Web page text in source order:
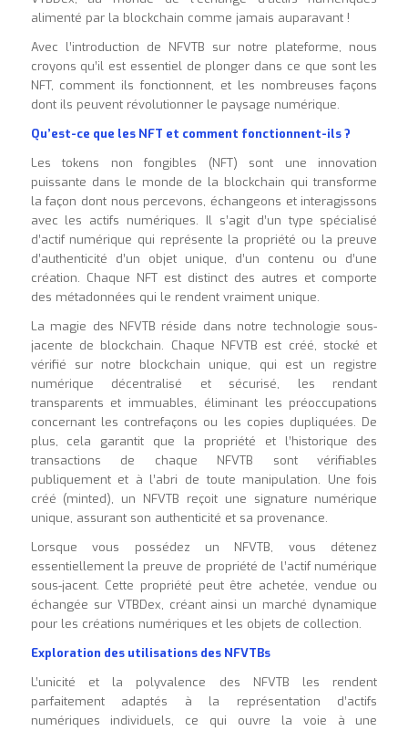
alimenté par la blockchain comme jamais auparavant !
Avec l’introduction de NFVTB sur notre plateforme, nous
croyons qu’il est essentiel de plonger dans ce que sont les
NFT, comment ils fonctionnent, et les nombreuses façons
dont ils peuvent révolutionner le paysage numérique.
Qu’est-ce que les NFT et comment fonctionnent-ils ?
Les tokens non fongibles (NFT) sont une innovation
puissante dans le monde de la blockchain qui transforme
la façon dont nous percevons, échangeons et interagissons
avec les actifs numériques. Il s’agit d’un type spécialisé
d’actif numérique qui représente la propriété ou la preuve
d’authenticité d’un objet unique, d’un contenu ou d’une
création. Chaque NFT est distinct des autres et comporte
des métadonnées qui le rendent vraiment unique.
La magie des NFVTB réside dans notre technologie sous-
jacente de blockchain. Chaque NFVTB est créé, stocké et
vérifié sur notre blockchain unique, qui est un registre
numérique décentralisé et sécurisé, les rendant
transparents et immuables, éliminant les préoccupations
concernant les contrefaçons ou les copies dupliquées. De
plus, cela garantit que la propriété et l’historique des
transactions de chaque NFVTB sont vérifiables
publiquement et à l’abri de toute manipulation. Une fois
créé (minted), un NFVTB reçoit une signature numérique
unique, assurant son authenticité et sa provenance.
Lorsque vous possédez un NFVTB, vous détenez
essentiellement la preuve de propriété de l’actif numérique
sous-jacent. Cette propriété peut être achetée, vendue ou
échangée sur VTBDex, créant ainsi un marché dynamique
pour les créations numériques et les objets de collection.
Exploration des utilisations des NFVTBs
L’unicité et la polyvalence des NFVTB les rendent
parfaitement adaptés à la représentation d’actifs
numériques individuels, ce qui ouvre la voie à une